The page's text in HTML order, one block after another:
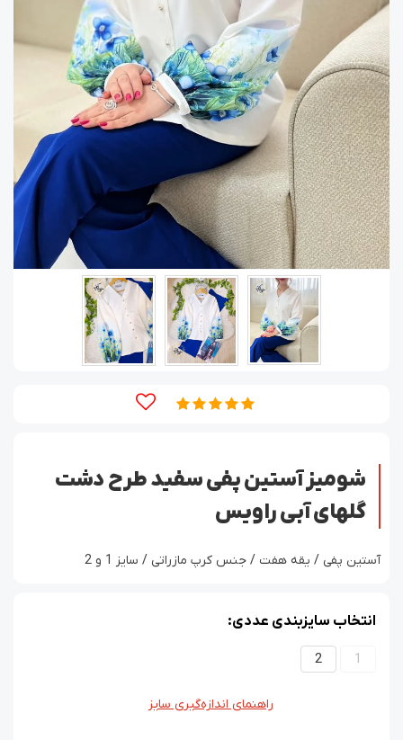
شومیز آستین پفی سفید طرح دشت
گلهای آبی راویس
آستین پفی / یقه هفت / جنس کرپ مازراتی / سایز 1 و 2
انتخاب سایزبندی عددی:
1
2
راهنمای اندازه‌گیری سایز